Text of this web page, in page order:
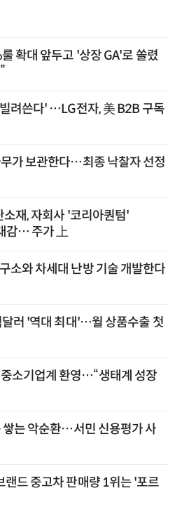
확대 앞두고 '상장 GA'로 쏠렸
려쓴다' …LG전자, 美 B2B 구독
가 보관한다…최종 낙찰자 선정
소재, 자회사 '코리아퀀텀'
감… 주가 上
소와 차세대 난방 기술 개발한다
러 '역대 최대'…월 상품수출 첫
소기업계 환영…“생태계 성장
쌓는 악순환…서민 신용평가 사
랜드 중고차 판매량 1위는 '포르